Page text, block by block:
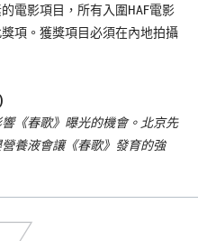
電影項目，所有入圍HAF電影
項。獲獎項目必須在內地拍攝
《春歌》曝光的機會。北京先
養液會讓《春歌》發育的強